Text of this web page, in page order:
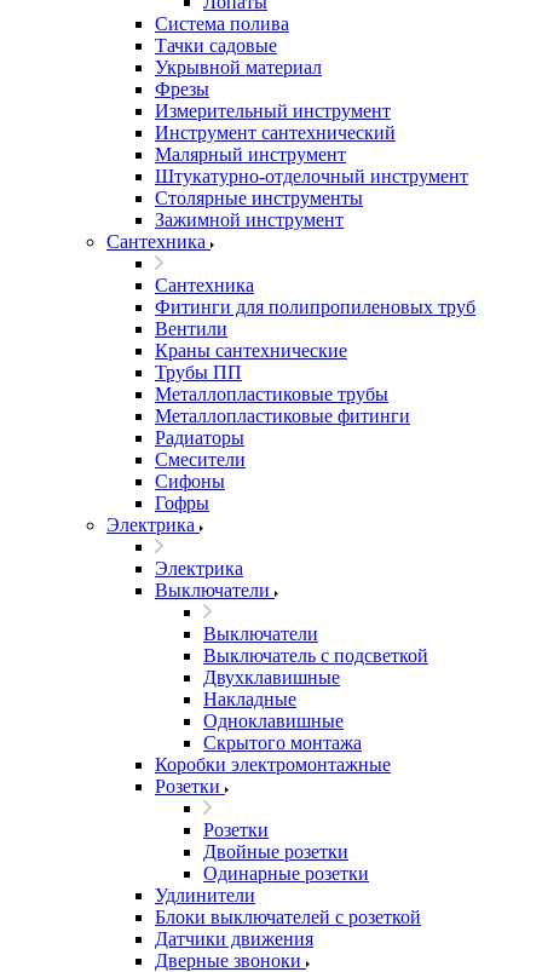
Система полива
Тачки садовые
Укрывной материал
Фрезы
Измерительный инструмент
Инструмент сантехнический
Малярный инструмент
Штукатурно-отделочный инструмент
Cтолярные инструменты
Зажимной инструмент
Сантехника
Сантехника
Фитинги для полипропиленовых труб
Вентили
Краны сантехнические
Трубы ПП
Металлопластиковые трубы
Металлопластиковые фитинги
Радиаторы
Смесители
Сифоны
Гофры
Электрика
Электрика
Выключатели
Выключатели
Выключатель с подсветкой
Двухклавишные
Накладные
Одноклавишные
Скрытого монтажа
Коробки электромонтажные
Розетки
Розетки
Двойные розетки
Одинарные розетки
Удлинители
Блоки выключателей с розеткой
Датчики движения
Дверные звоноки